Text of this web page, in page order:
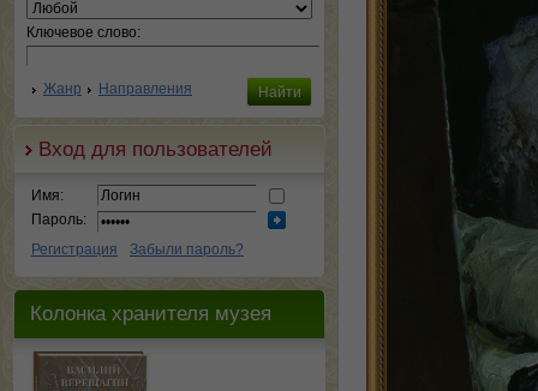
Ключевое слово:
Жанр Направления
Вход для пользователей
Имя:
Пароль:
Регистрация
Забыли пароль?
Колонка хранителя музея